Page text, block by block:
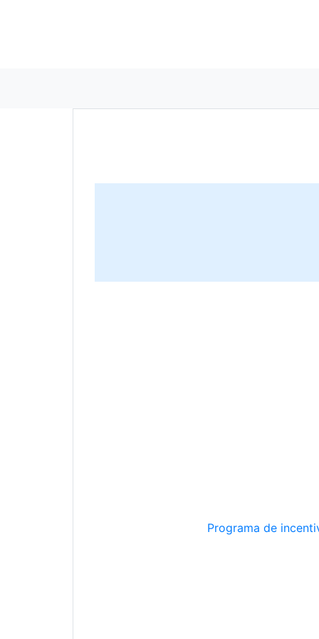
Programa de